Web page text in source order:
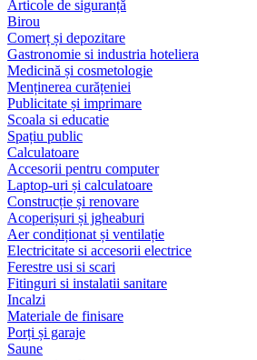
Articole de siguranță
Birou
Comerț și depozitare
Gastronomie si industria hoteliera
Medicină și cosmetologie
Menținerea curățeniei
Publicitate și imprimare
Scoala si educatie
Spațiu public
Calculatoare
Accesorii pentru computer
Laptop-uri și calculatoare
Construcție și renovare
Acoperișuri și jgheaburi
Aer condiționat și ventilație
Electricitate si accesorii electrice
Ferestre usi si scari
Fitinguri si instalatii sanitare
Incalzi
Materiale de finisare
Porți și garaje
Saune